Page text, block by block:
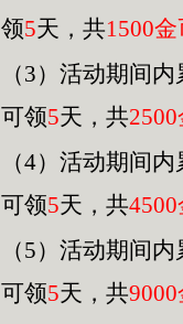
领5天，共1500金
（3）活动期间
可领5天，共2500
（4）活动期间
可领5天，共4500
（5）活动期间
可领5天，共9000